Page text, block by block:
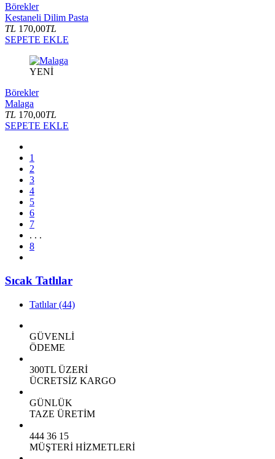
Börekler
Kestaneli Dilim Pasta
TL 170,00TL
SEPETE EKLE
YENİ
Börekler
Malaga
TL 170,00TL
SEPETE EKLE
1
2
3
4
5
6
7
. . .
8
Sıcak Tatlılar
Tatlılar(44)
GÜVENLİ
ÖDEME
300TL ÜZERİ
ÜCRETSİZ KARGO
GÜNLÜK
TAZE ÜRETİM
444 36 15
MÜŞTERİ HİZMETLERİ